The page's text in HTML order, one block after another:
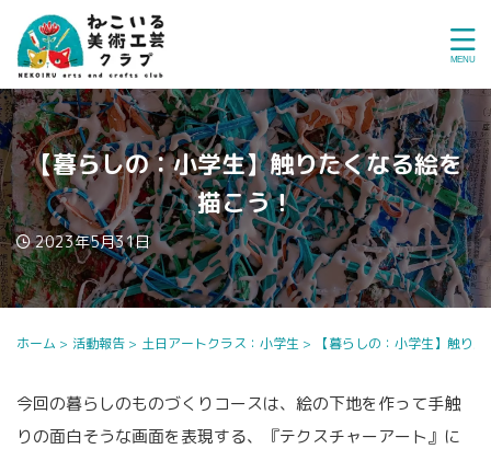
【暮らしの：小学生】触りたくなる絵を
描こう！
2023年5月31日
ホーム > 活動報告 > 土日アートクラス：小学生 > 【暮らしの：小学生】触り
今回の暮らしのものづくりコースは、絵の下地を作って手触
りの面白そうな画面を表現する、『テクスチャーアート』に